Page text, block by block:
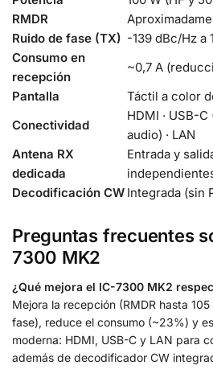
RMDR
Ruido de fase (TX) -139 dBc/Hz a
Consumo en
recepción
~0,7 A
Pantalla
Táctil a color
Conectividad
HDMI · USB-
audio) · LAN
Antena RX
dedicada
Entrada y
Decodificación CW Integrada (sin
Preguntas frecuentes
7300 MK2
¿Qué mejora el IC-7300 MK2
Mejora la recepción (RMDR hasta
fase), reduce el consumo (~23%) y
moderna: HDMI, USB-C y LAN para
además de decodificador CW